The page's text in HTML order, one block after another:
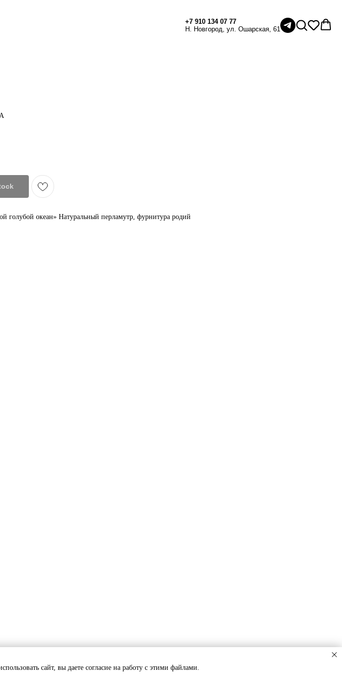
+7 910 134 07 77
Н. Новгород, ул. Ошарская, 61
сайт, вы даете согласие на работу с этими файлами.
голубой океан» Натуральный перламутр, фурнитура родий